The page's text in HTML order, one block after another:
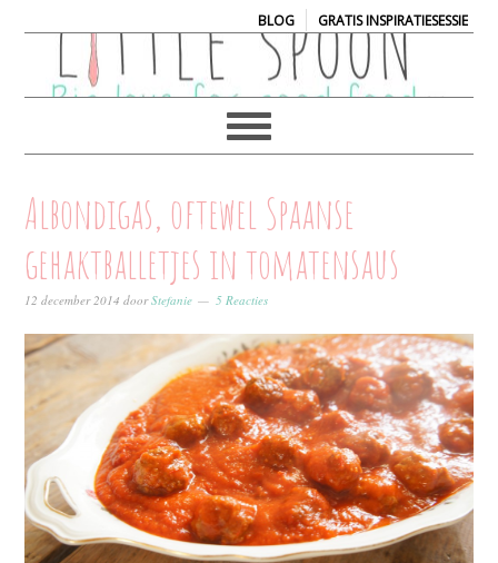
BLOG| GRATIS INSPIRATIESESSIE
Albondigas, oftewel Spaanse
gehaktballetjes in tomatensaus
12 december 2014 doorStefanie 5 Reacties